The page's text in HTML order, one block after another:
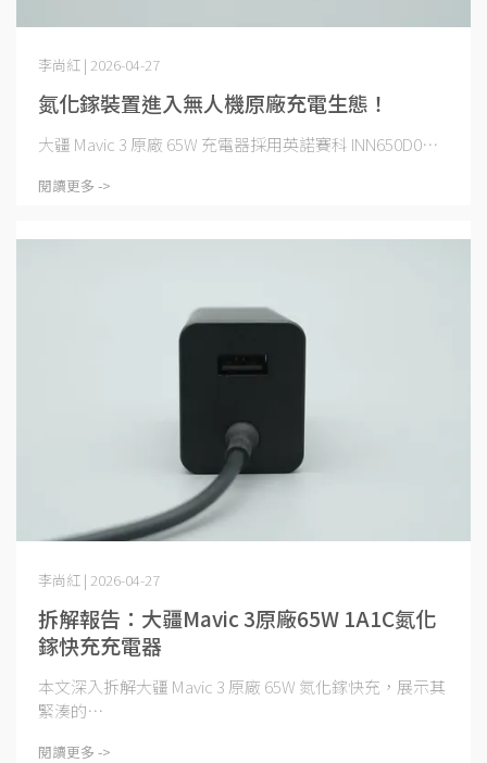
氮化鎵裝置進入無人機原廠充電生態！
李尚紅 | 2026-04-27
大疆 Mavic 3 原廠 65W 充電器採用英諾賽科 INN650D0⋯
閱讀更多 ->
拆解報告：大疆Mavic 3原廠65W 1A1C氮化
鎵快充充電器
李尚紅 | 2026-04-27
本文深入拆解大疆 Mavic 3 原廠 65W 氮化鎵快充，展示其
緊湊的⋯
閱讀更多 ->